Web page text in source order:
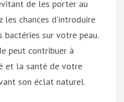
de les porter au
les chances d’introduire
bactéries sur votre peau.
peut contribuer à
et la santé de votre
son éclat naturel.